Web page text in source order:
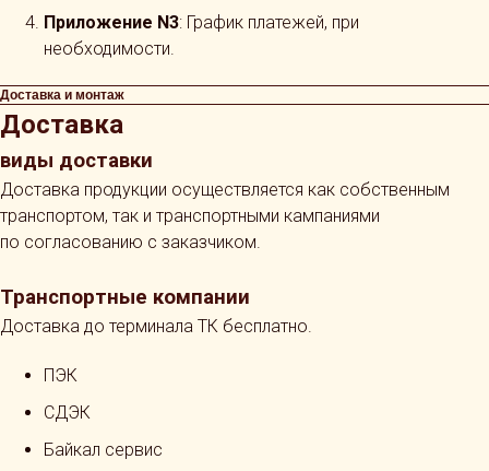
Приложение N3: График платежей, при
необходимости.
Доставка и монтаж
Доставка
виды доставки
Доставка продукции осуществляется как собственным
транспортом, так и транспортными кампаниями
по согласованию с заказчиком.
Транспортные компании
Доставка до терминала ТК бесплатно.
ПЭК
СДЭК
Байкал сервис